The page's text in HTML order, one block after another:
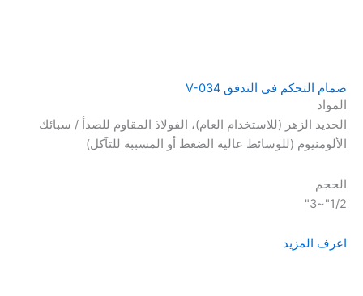
صمام التحكم في التدفق V-034
المواد
الحديد الزهر (للاستخدام العام)، الفولاذ المقاوم للصدأ / سبائك
الألومنيوم (للوسائط عالية الضغط أو المسببة للتآكل)
الحجم
1/2"~3"
اعرف المزيد